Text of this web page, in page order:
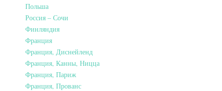
Польша
Россия – Сочи
Финляндия
Франция
Франция, Диснейленд
Франция, Канны, Ницца
Франция, Париж
Франция, Прованс